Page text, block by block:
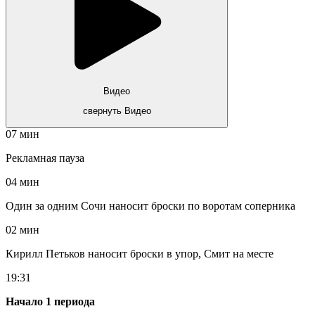
Видео
свернуть Видео
07 мин
Рекламная пауза
04 мин
Один за одним Сочи наносит броски по воротам соперника
02 мин
Кирилл Петьков наносит броски в упор, Смит на месте
19:31
Начало 1 периода